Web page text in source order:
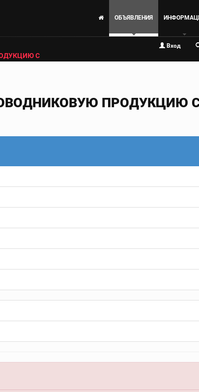
ОБЪЯВЛЕНИЯ
С
Вход
ПРОДУКЦИЮ С